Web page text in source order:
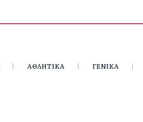
ΑΘΛΗΤΙΚΑ ΓΕΝΙΚΑ